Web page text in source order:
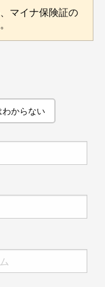
マイナ保険証の
からない